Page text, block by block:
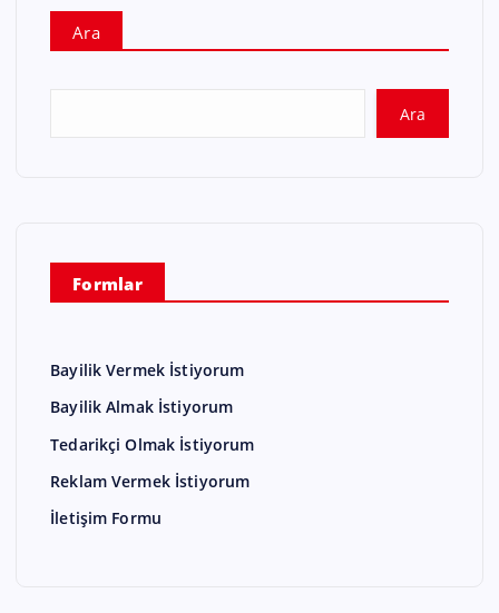
Ara
Ara
Formlar
Bayilik Vermek İstiyorum
Bayilik Almak İstiyorum
Tedarikçi Olmak İstiyorum
Reklam Vermek İstiyorum
İletişim Formu